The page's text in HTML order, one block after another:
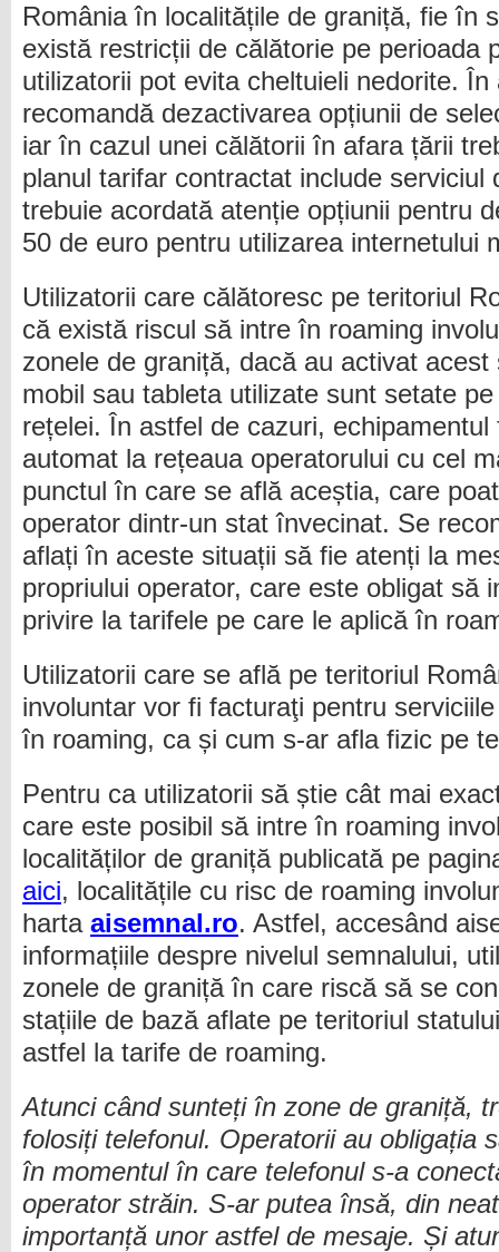
România în localitățile de graniță, fie în
există restricții de călătorie pe perioada
utilizatorii pot evita cheltuieli nedorite.
recomandă dezactivarea opțiunii de
iar în cazul unei călătorii în afara țării
planul tarifar contractat include serviciul
trebuie acordată atenție opțiunii pentru
50 de euro pentru utilizarea internetului
Utilizatorii care călătoresc pe teritoriul
că există riscul să intre în roaming
zonele de graniță, dacă au activat
mobil sau tableta utilizate sunt setate
rețelei. În astfel de cazuri,
automat la rețeaua operatorului cu cel
punctul în care se află aceștia, care
operator dintr-un stat învecinat. Se
aflați în aceste situații să fie atenți la
propriului operator, care este obligat să
privire la tarifele pe care le aplică în
Utilizatorii care se află pe teritoriul
involuntar vor fi facturaţi pentru
în roaming, ca și cum s-ar afla fizic pe
Pentru ca utilizatorii să știe cât mai
care este posibil să intre în roaming
localităților de graniță publicată pe
aici, localitățile cu risc de roaming
harta aisemnal.ro. Astfel, accesând
informațiile despre nivelul semnalului,
zonele de graniță în care riscă să se
stațiile de bază aflate pe teritoriul
astfel la tarife de roaming.
Atunci când sunteți în zone de graniță,
folosiți telefonul. Operatorii au obligația
în momentul în care telefonul s-a
operator străin. S-ar putea însă, din
importanță unor astfel de mesaje. Și